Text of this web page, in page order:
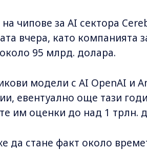
чипове за AI сектора
вчера, като компанията
95 млрд. долара.
модели с AI OpenAI и
евентуално още тази
им оценки до над 1 трлн.
да стане факт около